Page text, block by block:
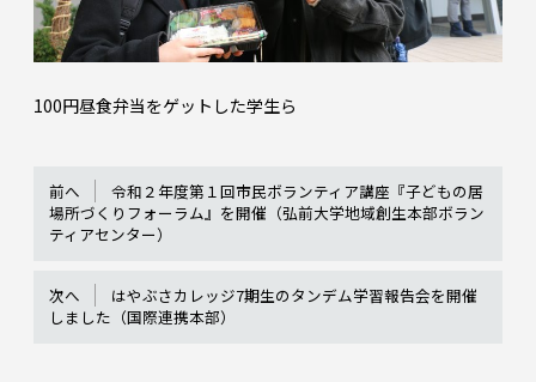
100円昼食弁当をゲットした学生ら
前へ
令和２年度第１回市民ボランティア講座『子どもの居
場所づくりフォーラム』を開催（弘前大学地域創生本部ボラン
ティアセンター）
次へ
はやぶさカレッジ7期生のタンデム学習報告会を開催
しました（国際連携本部）